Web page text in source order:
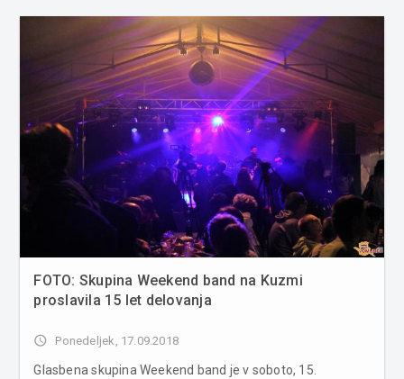
FOTO: Skupina Weekend band na Kuzmi
proslavila 15 let delovanja
access_time Ponedeljek, 17.09.2018
Glasbena skupina Weekend band je v soboto, 15.